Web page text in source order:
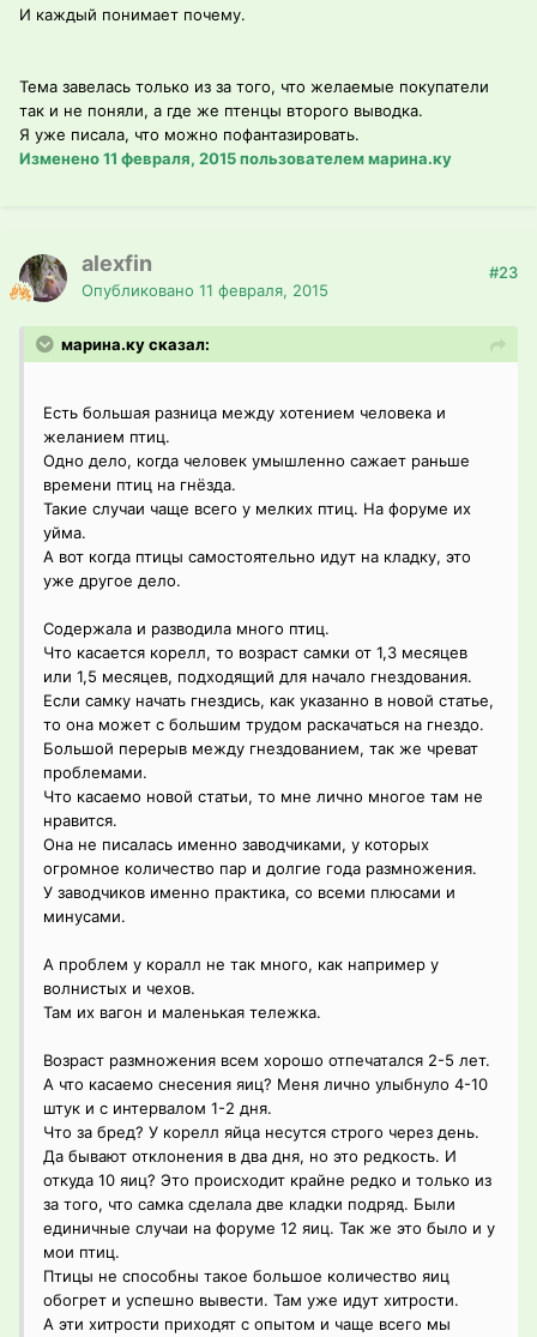
И каждый понимает почему.
Тема завелась только из за того, что желаемые покупатели
так и не поняли, а где же птенцы второго выводка.
Я уже писала, что можно пофантазировать.
Изменено11 февраля, 2015пользователем марина.ку
alexfin
Опубликовано 11 февраля, 2015
#23
марина.ку сказал:
Есть большая разница между хотением человека и
желанием птиц.
Одно дело, когда человек умышленно сажает раньше
времени птиц на гнёзда.
Такие случаи чаще всего у мелких птиц. На форуме их
уйма.
А вот когда птицы самостоятельно идут на кладку, это
уже другое дело.
Содержала и разводила много птиц.
Что касается корелл, то возраст самки от 1,3 месяцев
или 1,5 месяцев, подходящий для начало гнездования.
Если самку начать гнездись, как указанно в новой статье,
то она может с большим трудом раскачаться на гнездо.
Большой перерыв между гнездованием, так же чреват
проблемами.
Что касаемо новой статьи, то мне лично многое там не
нравится.
Она не писалась именно заводчиками, у которых
огромное количество пар и долгие года размножения.
У заводчиков именно практика, со всеми плюсами и
минусами.
А проблем у коралл не так много, как например у
волнистых и чехов.
Там их вагон и маленькая тележка.
Возраст размножения всем хорошо отпечатался 2-5 лет.
А что касаемо снесения яиц? Меня лично улыбнуло 4-10
штук и с интервалом 1-2 дня.
Что за бред? У корелл яйца несутся строго через день.
Да бывают отклонения в два дня, но это редкость. И
откуда 10 яиц? Это происходит крайне редко и только из
за того, что самка сделала две кладки подряд. Были
единичные случаи на форуме 12 яиц. Так же это было и у
мои птиц.
Птицы не способны такое большое количество яиц
обогрет и успешно вывести. Там уже идут хитрости.
А эти хитрости приходят с опытом и чаще всего мы